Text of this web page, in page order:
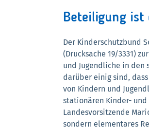
Beteiligung ist
Der Kinderschutzbund
(Drucksache 19/3331)
und Jugendliche in den
darüber einig sind,
von Kindern und
stationären Kinder-
Landesvorsitzende
sondern elementares